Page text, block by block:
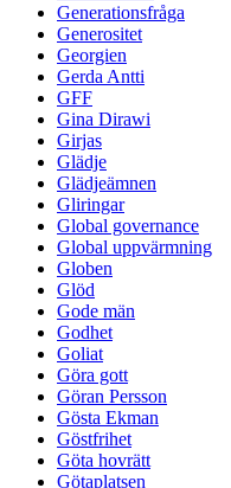
Generationsfråga
Generositet
Georgien
Gerda Antti
GFF
Gina Dirawi
Girjas
Glädje
Glädjeämnen
Gliringar
Global governance
Global uppvärmning
Globen
Glöd
Gode män
Godhet
Goliat
Göra gott
Göran Persson
Gösta Ekman
Göstfrihet
Göta hovrätt
Götaplatsen